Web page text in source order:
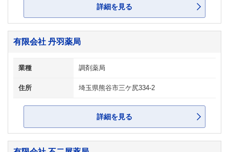
詳細を見る
有限会社 丹羽薬局
業種 調剤薬局
住所 埼玉県熊谷市三ケ尻334-2
詳細を見る